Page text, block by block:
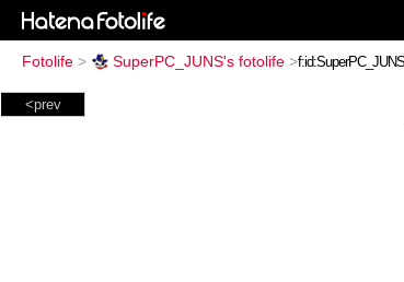
Fotolife > SuperPC_JUNS's fotolife >
<prev